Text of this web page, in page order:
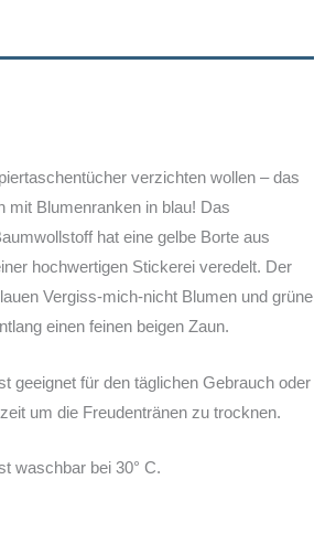
verzichten wollen – das
mit Blumenranken in blau! Das
hat eine gelbe Borte aus
hochwertigen Stickerei veredelt. Der
Vergiss-mich-nicht Blumen und grüne
einen feinen beigen Zaun.
geeignet für den täglichen Gebrauch oder
um die Freudentränen zu trocknen.
waschbar bei 30° C.